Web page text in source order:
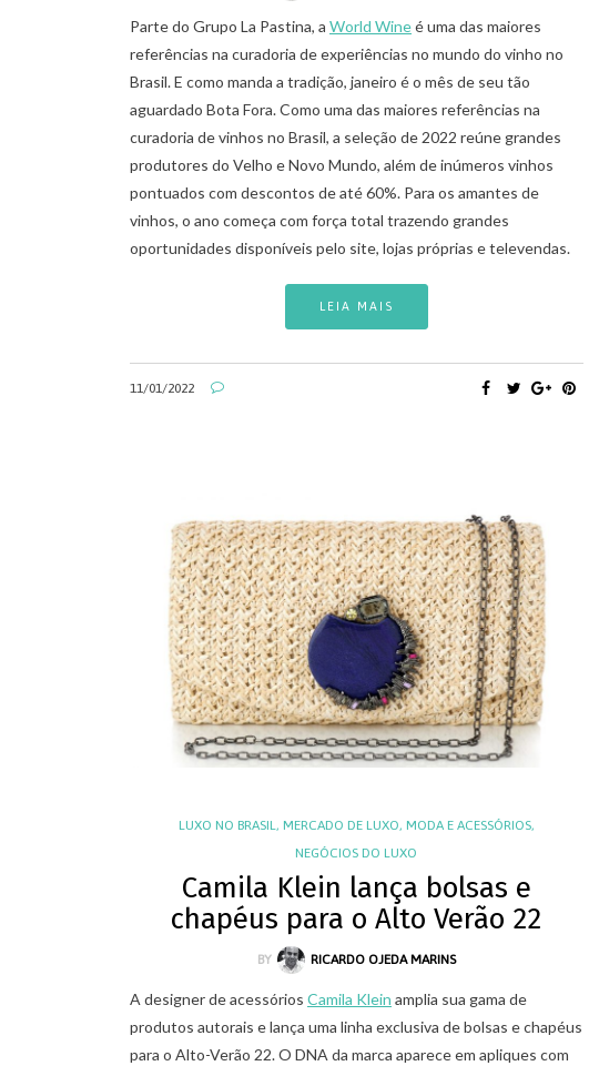
Parte do Grupo La Pastina, a World Wineé uma das maiores
referências na curadoria de experiências no mundo do vinho no
Brasil. E como manda a tradição, janeiro é o mês de seu tão
aguardado Bota Fora. Como uma das maiores referências na
curadoria de vinhos no Brasil, a seleção de 2022 reúne grandes
produtores do Velho e Novo Mundo, além de inúmeros vinhos
pontuados com descontos de até 60%. Para os amantes de
vinhos, o ano começa com força total trazendo grandes
oportunidades disponíveis pelo site, lojas próprias e televendas.
LEIA MAIS
11/01/2022
LUXO NO BRASIL, MERCADO DE LUXO, MODA E ACESSÓRIOS,
NEGÓCIOS DO LUXO
Camila Klein lança bolsas e
chapéus para o Alto Verão 22
BY RICARDO OJEDA MARINS
A designer de acessórios Camila Klein amplia sua gama de
produtos autorais e lança uma linha exclusiva de bolsas e chapéus
para o Alto-Verão 22. O DNA da marca aparece em apliques com